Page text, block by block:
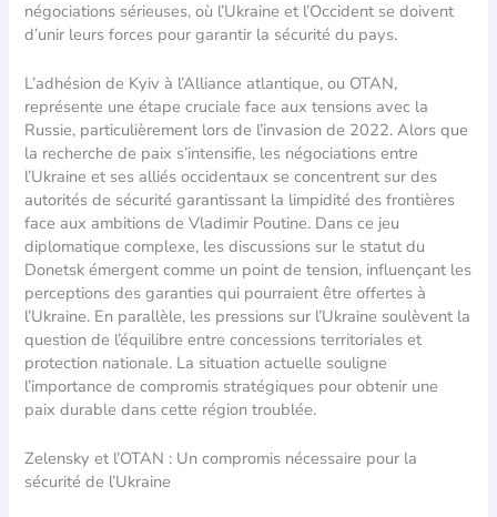
négociations sérieuses, où l’Ukraine et l’Occident se doivent
d’unir leurs forces pour garantir la sécurité du pays.
L’adhésion de Kyiv à l’Alliance atlantique, ou OTAN,
représente une étape cruciale face aux tensions avec la
Russie, particulièrement lors de l’invasion de 2022. Alors que
la recherche de paix s’intensifie, les négociations entre
l’Ukraine et ses alliés occidentaux se concentrent sur des
autorités de sécurité garantissant la limpidité des frontières
face aux ambitions de Vladimir Poutine. Dans ce jeu
diplomatique complexe, les discussions sur le statut du
Donetsk émergent comme un point de tension, influençant les
perceptions des garanties qui pourraient être offertes à
l’Ukraine. En parallèle, les pressions sur l’Ukraine soulèvent la
question de l’équilibre entre concessions territoriales et
protection nationale. La situation actuelle souligne
l’importance de compromis stratégiques pour obtenir une
paix durable dans cette région troublée.
Zelensky et l’OTAN : Un compromis nécessaire pour la
sécurité de l’Ukraine